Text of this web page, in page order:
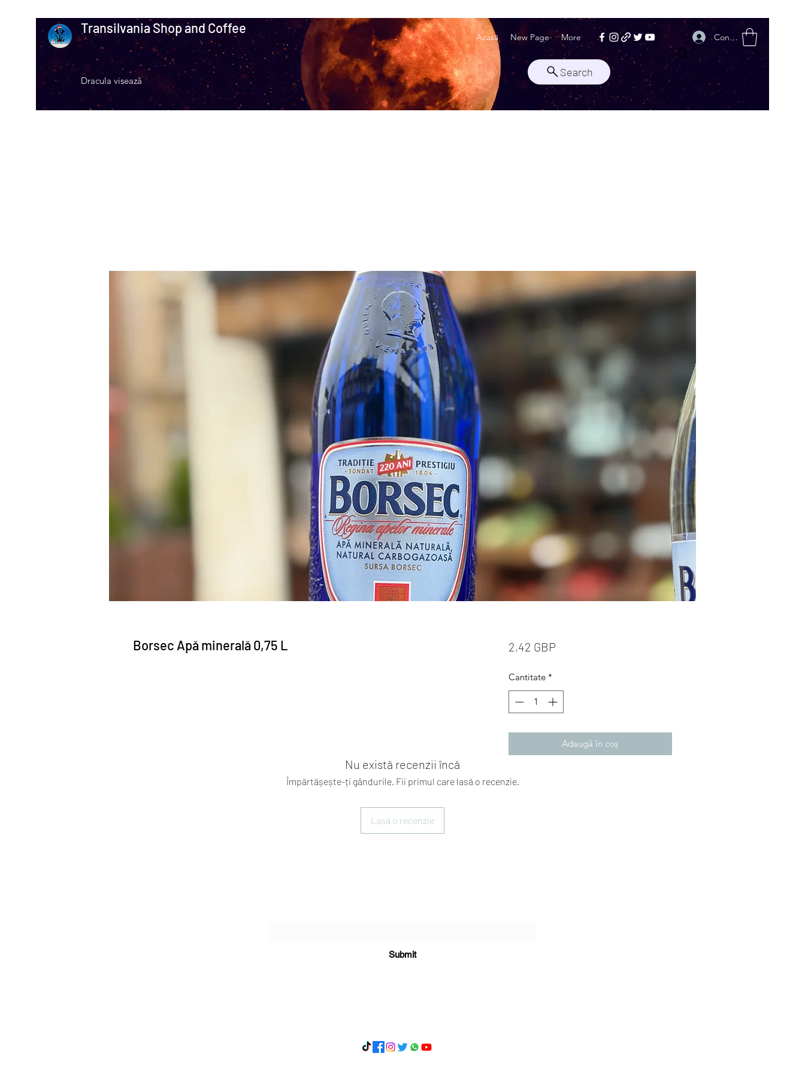
Transilvania Shop and Coffee
Dracula visează
Acasă New Page More Conectează-te
Search
Borsec Apă minerală 0,75 L 2,42 GBPPreț
Cantitate *
Adaugă în coș
Nu există recenzii încă
Împărtășește-ți gândurile. Fii primul care lasă o recenzie.
Lasă o recenzie
Submit